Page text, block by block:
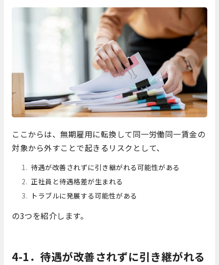
ここからは、無期雇用に転換して同一労働同一賃金の
対象から外すことで起きるリスクとして、
待遇が改善されずに引き継がれる可能性がある
正社員と待遇格差が生まれる
トラブルに発展する可能性がある
の3つを紹介します。
4-1．待遇が改善されずに引き継がれる